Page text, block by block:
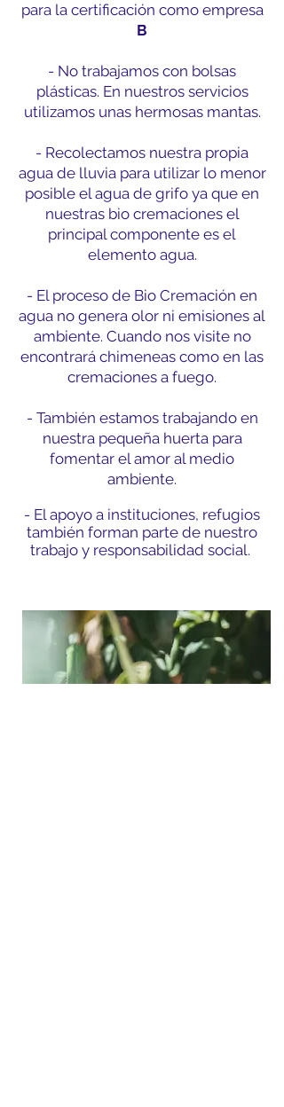
para la certificación como empresa
B
- No trabajamos con bolsas
plásticas. En nuestros servicios
utilizamos unas hermosas mantas.
- Recolectamos nuestra propia
agua de lluvia para utilizar lo menor
posible el agua de grifo ya que en
nuestras bio cremaciones el
principal componente es el
elemento agua.
- El proceso de Bio Cremación en
agua no genera olor ni emisiones al
ambiente. Cuando nos visite no
encontrará chimeneas como en las
cremaciones a fuego.
- También estamos trabajando en
nuestra pequeña huerta para
fomentar el amor al medio
ambiente.
- El apoyo a instituciones, refugios
también forman parte de nuestro
trabajo y responsabilidad social.